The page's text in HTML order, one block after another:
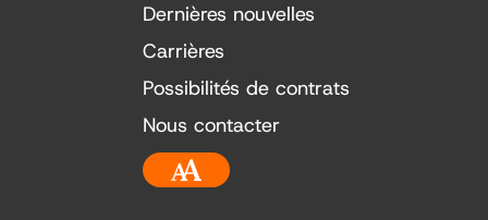
Dernières nouvelles
Carrières
Possibilités de contrats
Nous contacter